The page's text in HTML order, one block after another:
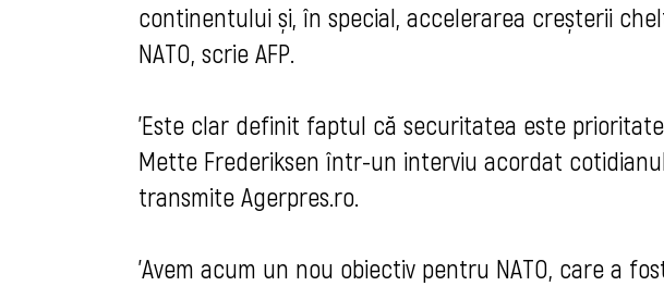
continentului și, în special, accelerarea creșterii
NATO, scrie AFP.
'Este clar definit faptul că securitatea este
Mette Frederiksen într-un interviu acordat
transmite Agerpres.ro.
'Avem acum un nou obiectiv pentru NATO, care a